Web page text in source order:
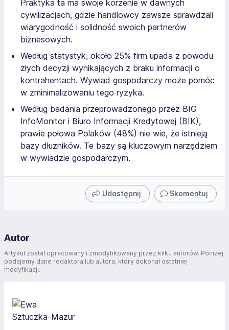
Praktyka ta ma swoje korzenie w dawnych
cywilizacjach, gdzie handlowcy zawsze sprawdzali
wiarygodność i solidność swoich partnerów
biznesowych.
Według statystyk, około 25% firm upada z powodu
złych decyzji wynikających z braku informacji o
kontrahentach. Wywiad gospodarczy może pomóc
w zminimalizowaniu tego ryzyka.
Według badania przeprowadzonego przez BIG
InfoMonitor i Biuro Informacji Kredytowej (BIK),
prawie połowa Polaków (48%) nie wie, że istnieją
bazy dłużników. Te bazy są kluczowym narzędziem
w wywiadzie gospodarczym.
Udostępnij Skomentuj
Autor
Artykuł został opracowany i zmodyfikowany przez kilku autorów. Poniżej
podajemy dane redaktora lub autora, który dokonał ostatniej
modyfikacji.